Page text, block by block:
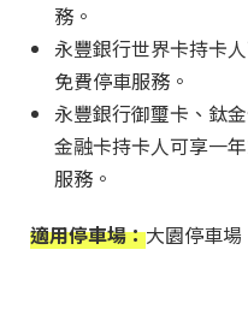
務。
永豐銀行世界卡持卡
免費停車服務。
永豐銀行御璽卡、鈦
金融卡持卡人可享一
服務。
適用停車場：大園停車場